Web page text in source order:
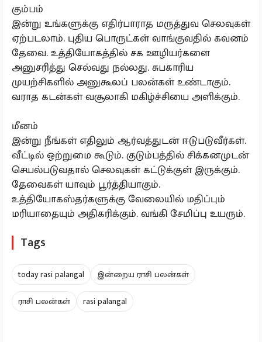
கும்பம்
இன்று உங்களுக்கு எதிர்பாராத மருத்துவ செலவுகள்
ஏற்படலாம். புதிய பொருட்கள் வாங்குவதில் கவனம்
தேவை. உத்தியோகத்தில் சக ஊழியர்களை
அனுசரித்து செல்வது நல்லது. சுபகாரிய
முயற்சிகளில் அனுகூலப் பலன்கள் உண்டாகும்.
வராத கடன்கள் வசூலாகி மகிழ்ச்சியை அளிக்கும்.
மீனம்
இன்று நீங்கள் எதிலும் ஆர்வத்துடன் ஈடுபடுவீர்கள்.
வீட்டில் ஒற்றுமை கூடும். குடும்பத்தில் சிக்கனமுடன்
செயல்படுவதால் செலவுகள் கட்டுக்குள் இருக்கும்.
தேவைகள் யாவும் பூர்த்தியாகும்.
உத்தியோகஸ்தர்களுக்கு வேலையில் மதிப்பும்
மரியாதையும் அதிகரிக்கும். வங்கி சேமிப்பு உயரும்.
Tags
today rasi palangal
இன்றைய ராசி பலன்கள்
ராசி பலன்கள்
rasi palangal